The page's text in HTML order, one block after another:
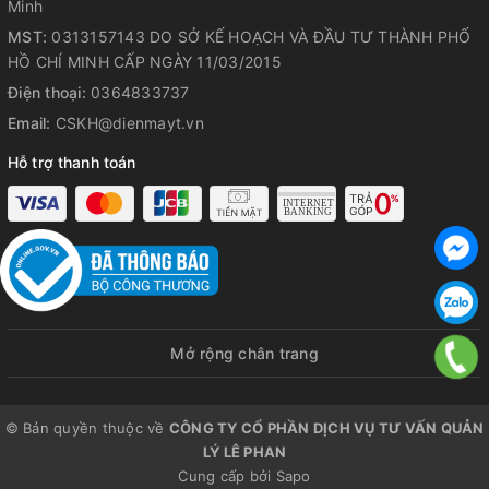
– tiết kiệm năng lượng tối đa, đồng thời kéo dài tuổi thọ máy
nén.
Minh
MST: 0313157143 DO SỞ KẾ HOẠCH VÀ ĐẦU TƯ THÀNH PHỐ
HỒ CHÍ MINH CẤP NGÀY 11/03/2015
Điện thoại: 0364833737
Email: CSKH@dienmayt.vn
Hỗ trợ thanh toán
Mở rộng chân trang
© Bản quyền thuộc về CÔNG TY CỔ PHẦN DỊCH VỤ TƯ VẤN QUẢN
LÝ LÊ PHAN
Cung cấp bởi Sapo